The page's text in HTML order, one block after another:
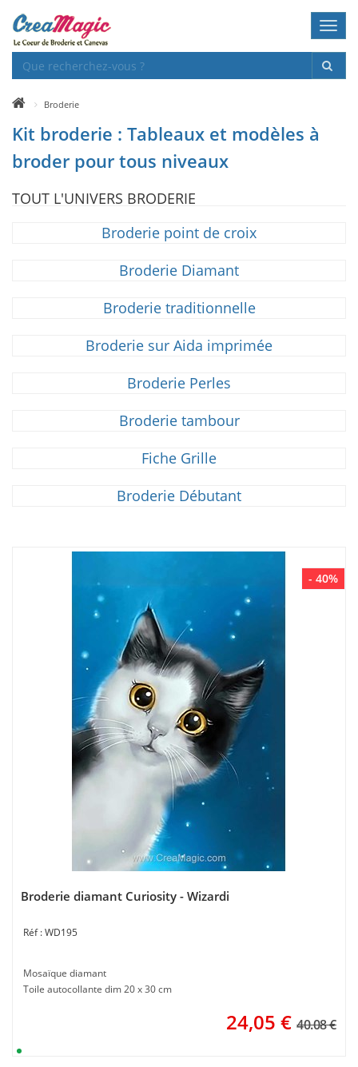
Broderie
Kit broderie : Tableaux et modèles à
broder pour tous niveaux
TOUT L'UNIVERS BRODERIE
Broderie point de croix
Broderie Diamant
Broderie traditionnelle
Broderie sur Aida imprimée
Broderie Perles
Broderie tambour
Fiche Grille
Broderie Débutant
- 40%
Broderie diamant Curiosity - Wizardi
WD195
Mosaïque diamant
Toile autocollante dim 20 x 30 cm
24,05 € 40.08 €